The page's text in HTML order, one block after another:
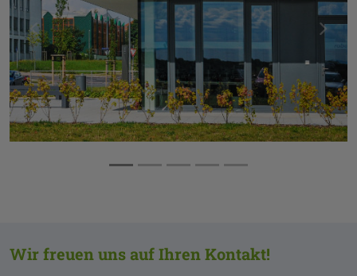
Previous Next
Wir freuen uns auf Ihren Kontakt!